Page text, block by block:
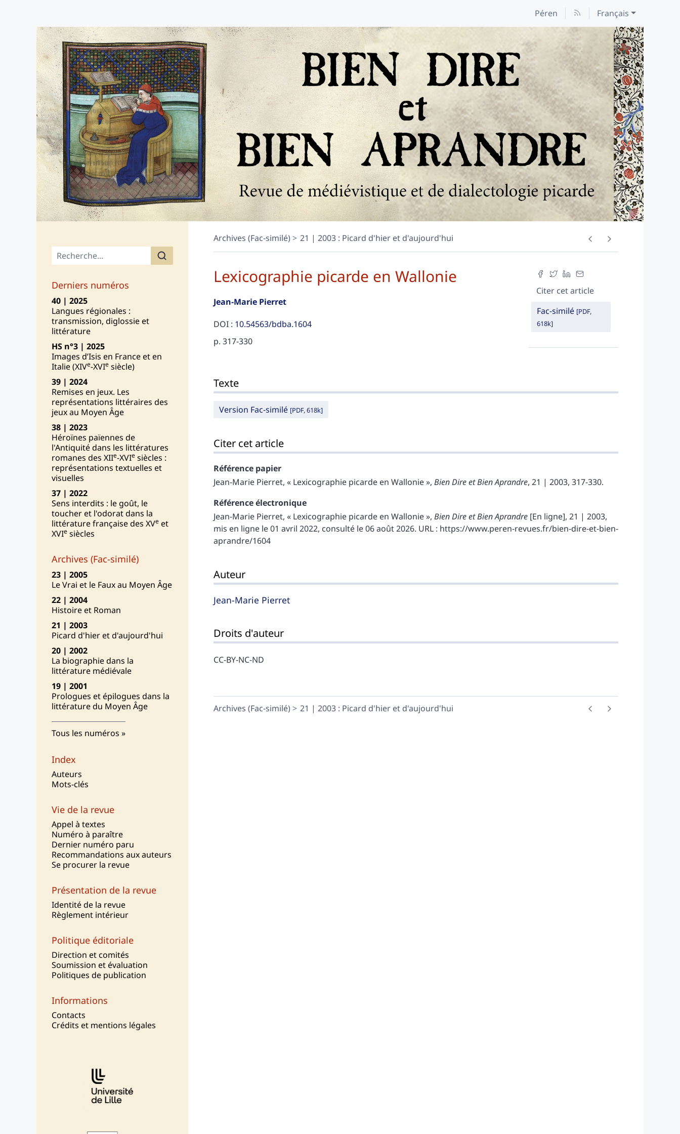
Péren Français
Menu principal
Derniers numéros
40 | 2025
Langues régionales :
transmission, diglossie et
littérature
HS n°3 | 2025
Images d’Isis en France et en
Italie (XIVe-XVIe siècle)
39 | 2024
Remises en jeux. Les
représentations littéraires des
jeux au Moyen Âge
38 | 2023
Héroïnes païennes de
l'Antiquité dans les littératures
romanes des XIIe-XVIe siècles :
représentations textuelles et
visuelles
37 | 2022
Sens interdits : le goût, le
toucher et l'odorat dans la
littérature française des XVe et
XVIe siècles
Archives (Fac-similé)
23 | 2005
Le Vrai et le Faux au Moyen Âge
22 | 2004
Histoire et Roman
21 | 2003
Picard d'hier et d'aujourd'hui
20 | 2002
La biographie dans la
littérature médiévale
19 | 2001
Prologues et épilogues dans la
littérature du Moyen Âge
Tous les numéros
Index
Auteurs
Mots-clés
Vie de la revue
Appel à textes
Numéro à paraître
Dernier numéro paru
Recommandations aux auteurs
Se procurer la revue
Présentation de la revue
Identité de la revue
Règlement intérieur
Politique éditoriale
Direction et comités
Soumission et évaluation
Politiques de publication
Informations
Contacts
Crédits et mentions légales
Archives (Fac-similé) 21 | 2003 : Picard d'hier et d'aujourd'hui
Citer cet article
Fac-similé [PDF,
618k]
Lexicographie picarde en Wallonie
Jean-Marie Pierret
DOI : 10.54563/bdba.1604
p. 317-330
Citer cet article
Auteur
Texte
Version Fac-similé [PDF, 618k]
Citer cet article
Référence papier
Jean-Marie Pierret, « Lexicographie picarde en Wallonie », Bien Dire et Bien Aprandre, 21 | 2003, 317-330.
Référence électronique
Jean-Marie Pierret, « Lexicographie picarde en Wallonie », Bien Dire et Bien Aprandre [En ligne], 21 | 2003,
mis en ligne le 01 avril 2022, consulté le 06 août 2026. URL : https://www.peren-revues.fr/bien-dire-et-bien-
aprandre/1604
Auteur
Jean-Marie Pierret
Droits d'auteur
CC-BY-NC-ND
Archives (Fac-similé) 21 | 2003 : Picard d'hier et d'aujourd'hui